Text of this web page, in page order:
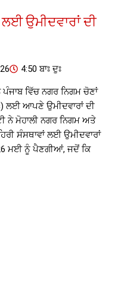
ਉਮੀਦਵਾਰਾਂ ਦੀ
4:50 ਬਾਃ ਦੁਃ
ਵਿੱਚ ਨਗਰ ਨਿਗਮ ਚੋਣਾਂ
ਲਈ ਆਪਣੇ ਉਮੀਦਵਾਰਾਂ ਦੀ
ਨੇ ਮੋਹਾਲੀ ਨਗਰ ਨਿਗਮ ਅਤੇ
ਸੰਸਥਾਵਾਂ ਲਈ ਉਮੀਦਵਾਰਾਂ
26 ਮਈ ਨੂੰ ਪੈਣਗੀਆਂ, ਜਦੋਂ ਕਿ